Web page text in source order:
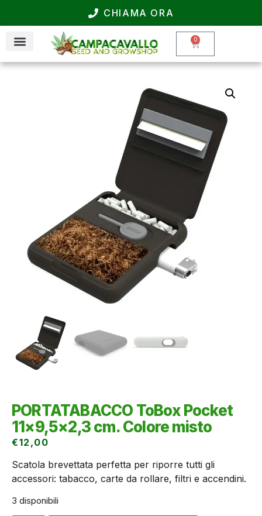
CHIAMA ORA
0
PORTATABACCO ToBox Pocket
11×9,5×2,3 cm. Colore misto
€12,00
Scatola brevettata perfetta per riporre tutti gli
accessori: tabacco, carte da rollare, filtri e accendini.
3 disponibili